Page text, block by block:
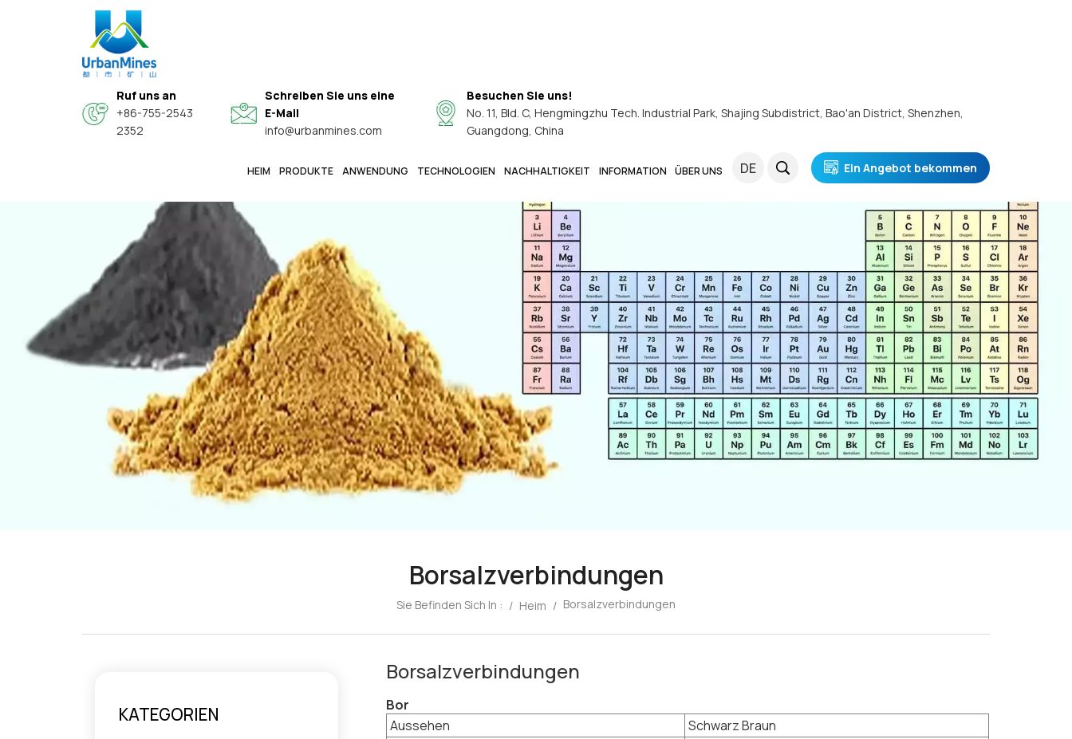
Ruf uns an
+86-755-2543
2352
Schreiben Sie uns eine
E-Mail
info@urbanmines.com
Besuchen Sie uns!
No. 11, Bld. C, Hengmingzhu Tech. Industrial Park, Shajing Subdistrict, Bao'an District, Shenzhen,
Guangdong, China
HEIM PRODUKTE ANWENDUNG TECHNOLOGIEN NACHHALTIGKEIT INFORMATION ÜBER UNS DE Ein Angebot bekommen
Borsalzverbindungen
Sie Befinden Sich In : / Heim / Borsalzverbindungen
Borsalzverbindungen
Bor
Aussehen
Schwarz Braun
KATEGORIEN